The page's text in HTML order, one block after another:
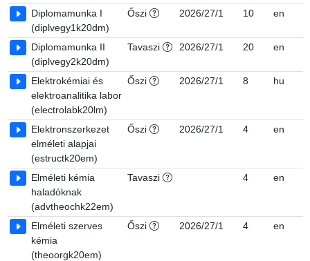
Diplomamunka I
(diplvegy1k20dm)
Őszi 2026/27/1 10 en
Diplomamunka II
(diplvegy2k20dm)
Tavaszi 2026/27/1 20 en
Elektrokémiai és
elektroanalitika labor
(electrolabk20lm)
Őszi 2026/27/1 8 hu
Elektronszerkezet
elméleti alapjai
(estructk20em)
Őszi 2026/27/1 4 en
Elméleti kémia
haladóknak
(advtheochk22em)
Tavaszi 4 en
Elméleti szerves
kémia
(theoorgk20em)
Őszi 2026/27/1 4 en